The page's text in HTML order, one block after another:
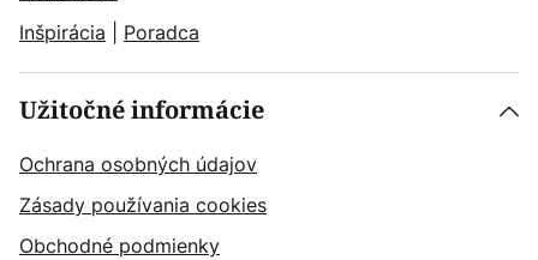
Inšpirácia
Poradca
Užitočné informácie
Ochrana osobných údajov
Zásady používania cookies
Obchodné podmienky